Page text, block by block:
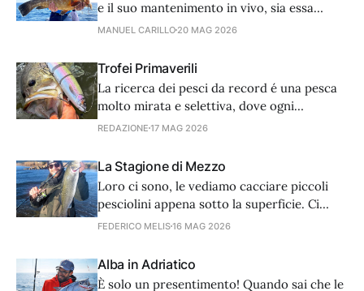
e il suo mantenimento in vivo, sia essa
pesce o cefalopode. Però attenzione, la
organizzazione e non è detto che vada bene
per tutte, a meno che...
MANUEL CARILLO 20 MAG 2026
Trofei Primaverili
La ricerca dei pesci da record é una pesca
molto mirata e selettiva, dove ogni
particolare può fare la differenza. Quando
testa” a uno di questi pesci non bisogna
tralasciare nulla!
REDAZIONE 17 MAG 2026
La Stagione di Mezzo
Loro ci sono, le vediamo cacciare piccoli
pesciolini appena sotto la superficie. Ci
sono, sempre in agguato e comunque poco
spigole, in questa stagione di mezzo, ci
fanno dannare.
FEDERICO MELIS16 MAG 2026
Alba in Adriatico
È solo un presentimento! Quando sai che le